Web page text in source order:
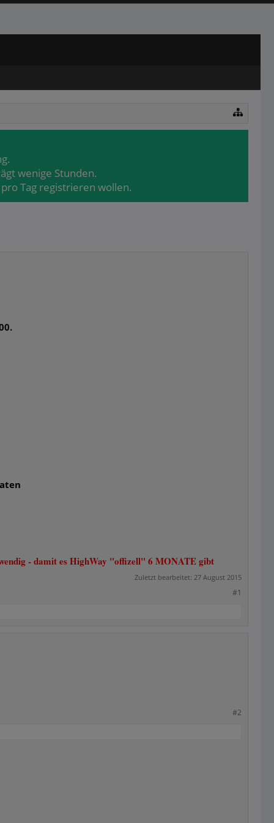
wenige Stunden.
Tag registrieren wollen.
- damit es HighWay "offizell" 6 MONATE gibt
Zuletzt bearbeitet: 27 August 2015
#1
#2